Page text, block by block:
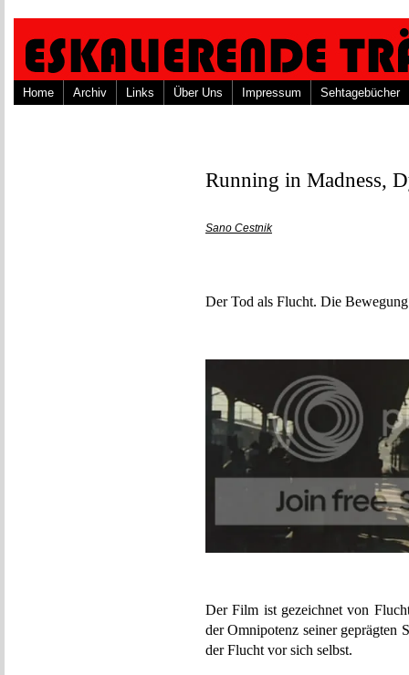
Home Archiv Links Über Uns Impressum Sehtagebücher
Running in Madness,
Sano Cestnik
Der Tod als Flucht. Die
Der Film ist gezeichnet von
der Omnipotenz seiner geprägten
der Flucht vor sich selbst.